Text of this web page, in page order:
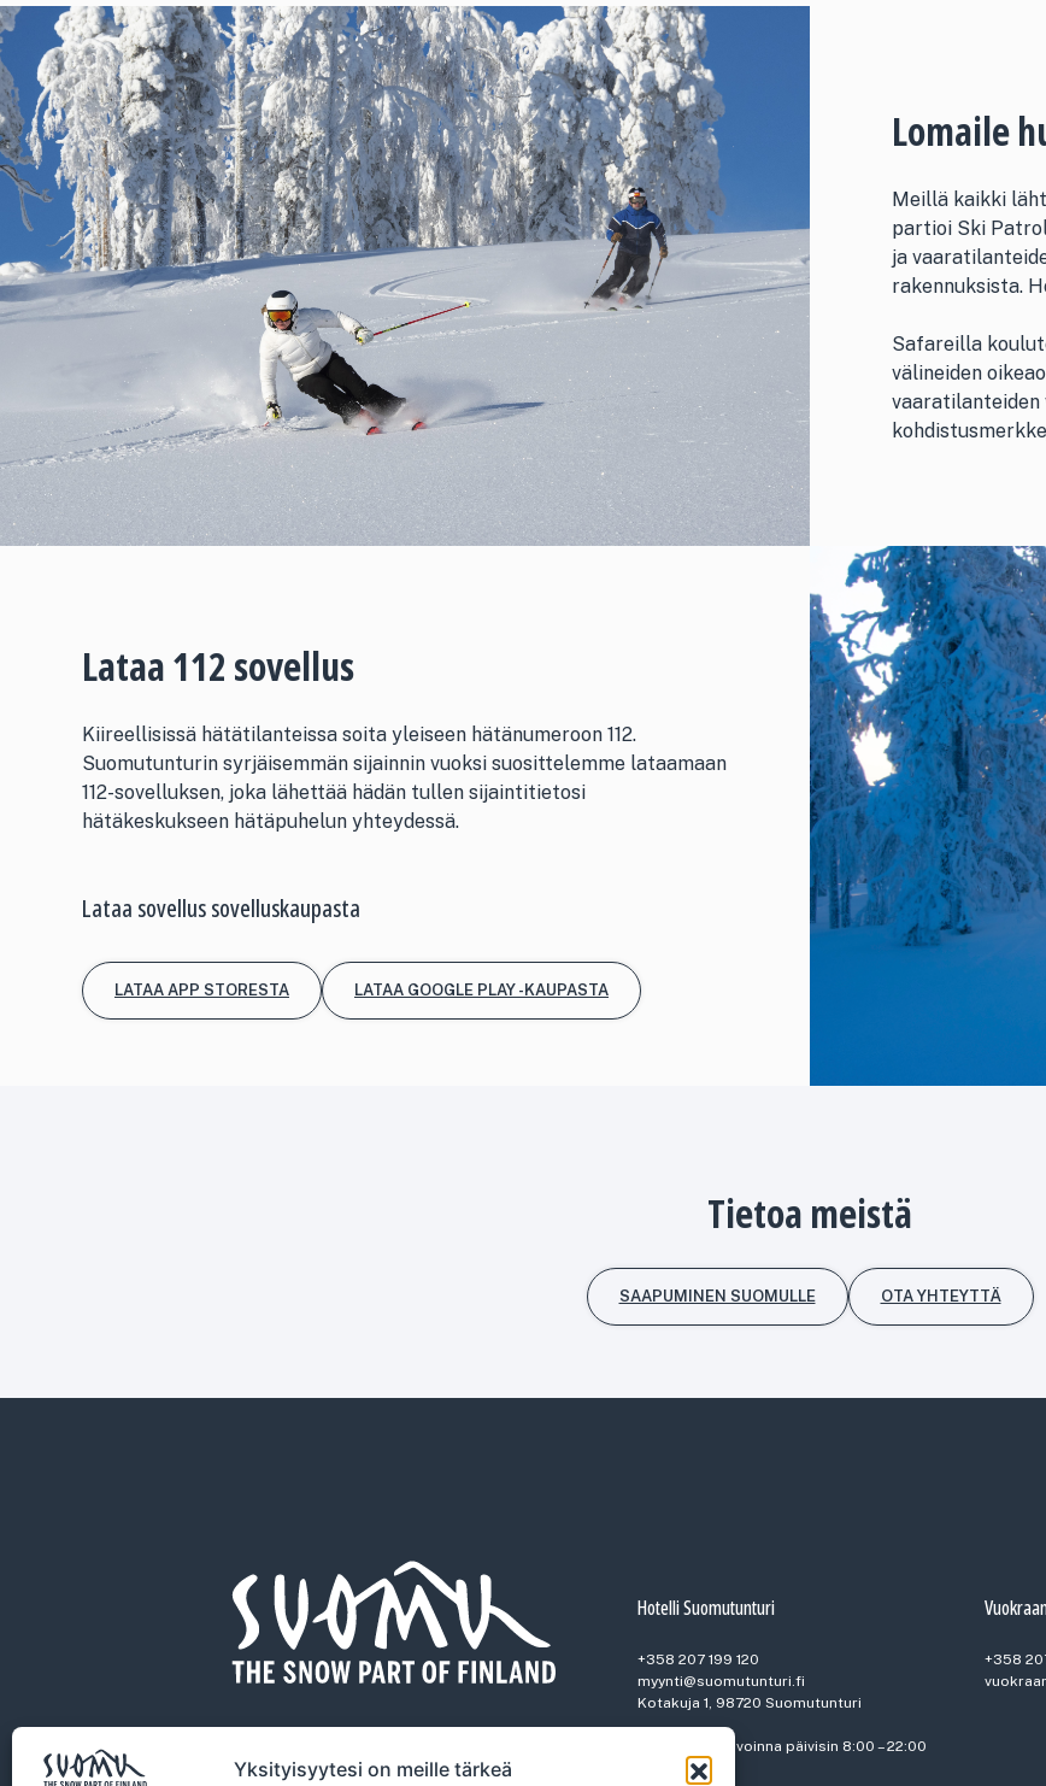
Yksityisyytesi on meille tärkeä
Lomaile
Meillä kaikki
partioi Ski
ja
rakennuksista.
Safareilla
välineiden
Lataa 112 sovellus
Kiireellisissä hätätilanteissa soita yleiseen hätänumeroon 112.
Suomutunturin syrjäisemmän sijainnin vuoksi suosittelemme lataamaan
112-sovelluksen, joka lähettää hädän tullen sijaintitietosi
hätäkeskukseen hätäpuhelun yhteydessä.
Lataa sovellus sovelluskaupasta
LATAA APP STORESTA LATAA GOOGLE PLAY -KAUPASTA
Tietoa meistä
SAAPUMINEN SUOMULLE OTA YHTEYTTÄ
Hotelli Suomutunturi
+358 207 199 120
myynti@suomutunturi.fi
Kotakuja 1, 98720 Suomutunturi
Vastaanotto avoinna päivisin 8:00 – 22:00
+358